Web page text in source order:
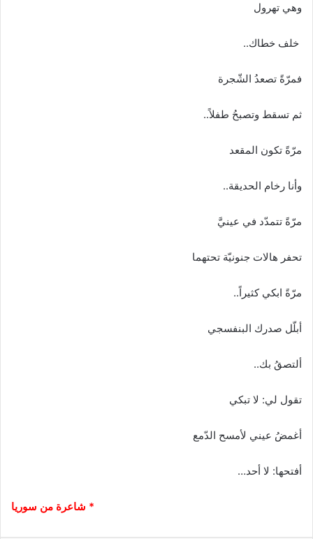
وهي تهرول
خلف خطاك..
فمرّةً تصعدُ الشّجرة
ثم تسقط وتصبحُ طفلاً..
مرّةً تكون المقعد
وأنا رخام الحديقة..
مرّةً تتمدّد في عينيَّ
تحفر هالات جنونيّة تحتهما
مرّةً ابكي كثيراً..
أبلّل صدرك البنفسجي
ألتصقُ بك..
تقول لي: لا تبكي
أغمضُ عيني لأمسح الدّمع
أفتحها: لا أحد…
* شاعرة من سوريا